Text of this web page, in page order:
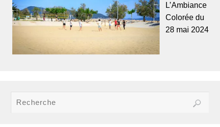
L’Ambiance
Colorée du
28 mai 2024